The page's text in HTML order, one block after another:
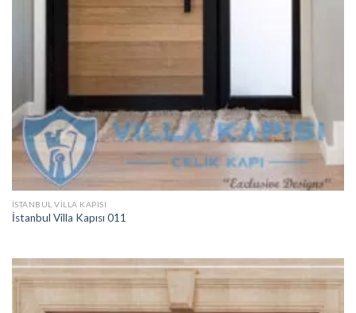
İSTANBUL VILLA KAPISI
İstanbul Villa Kapısı 011